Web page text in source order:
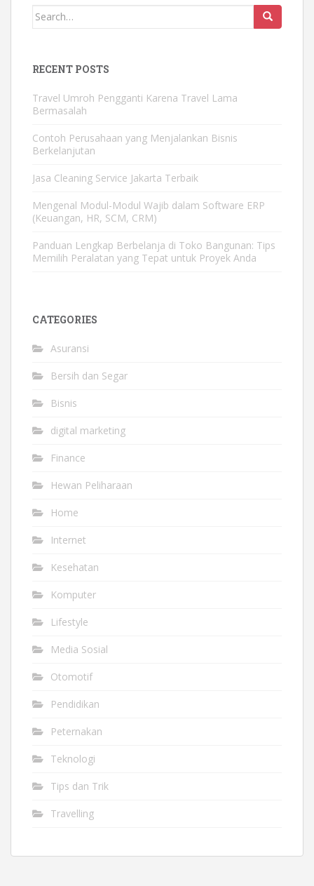
Search
RECENT POSTS
Travel Umroh Pengganti Karena Travel Lama
Bermasalah
Contoh Perusahaan yang Menjalankan Bisnis
Berkelanjutan
Jasa Cleaning Service Jakarta Terbaik
Mengenal Modul-Modul Wajib dalam Software ERP
(Keuangan, HR, SCM, CRM)
Panduan Lengkap Berbelanja di Toko Bangunan: Tips
Memilih Peralatan yang Tepat untuk Proyek Anda
CATEGORIES
Asuransi
Bersih dan Segar
Bisnis
digital marketing
Finance
Hewan Peliharaan
Home
Internet
Kesehatan
Komputer
Lifestyle
Media Sosial
Otomotif
Pendidikan
Peternakan
Teknologi
Tips dan Trik
Travelling